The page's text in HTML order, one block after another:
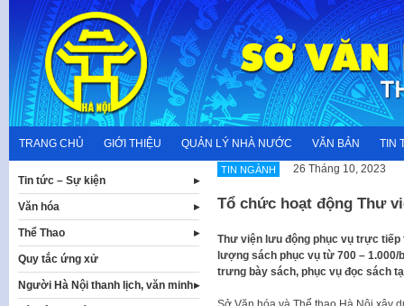
content
TRANG CHỦ GIỚI THIỆU QUẢN LÝ NHÀ NƯỚC VĂN BẢN TIN
TIN NGÀNH 26 Tháng 10, 2023
Tổ chức hoạt động Thư
Thư viện lưu động phục vụ trực
lượng sách phục vụ từ 700 – 1.000/
trưng bày sách, phục vụ đọc sách
Tin tức – Sự kiện
Văn hóa
Thể Thao
Quy tắc ứng xử
Người Hà Nội thanh lịch, văn minh